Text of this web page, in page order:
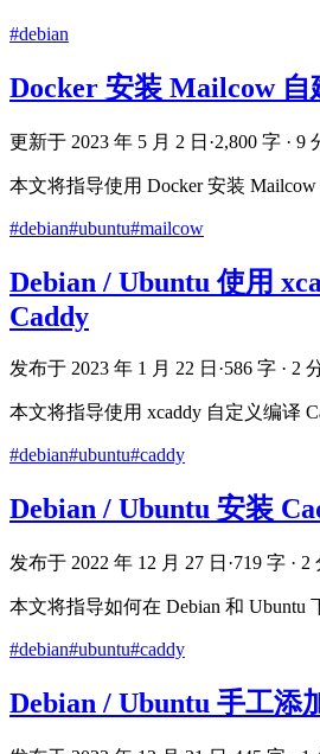
#debian
Docker 安装 Mailcow 自
更新于 2023 年 5 月 2 日 ·2,800 字 · 9
本文将指导使用 Docker 安装 Mailcow
#debian#ubuntu#mailcow
Debian / Ubuntu 使用
Caddy
发布于 2023 年 1 月 22 日 ·586 字 · 2
本文将指导使用 xcaddy 自定义编译
#debian#ubuntu#caddy
Debian / Ubuntu 安装
发布于 2022 年 12 月 27 日 ·719 字 · 2
本文将指导如何在 Debian 和 Ubuntu
#debian#ubuntu#caddy
Debian / Ubuntu 手工添